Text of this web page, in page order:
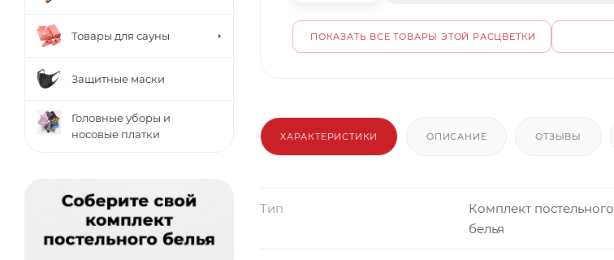
ПОКАЗАТЬ ВСЕ ТОВАРЫ ЭТОЙ РАСЦВЕТКИ
ХАРАКТЕРИСТИКИ ОПИСАНИЕ ОТЗЫВЫ
Тип
Комплект постельного
белья
Товары для сауны
Защитные маски
Головные уборы и
носовые платки